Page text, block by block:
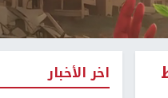
اخر الأخبار